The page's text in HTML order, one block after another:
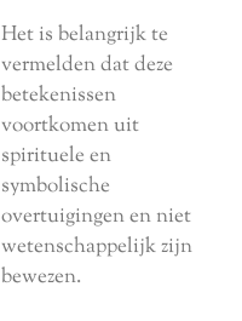
Het is belangrijk te
vermelden dat deze
betekenissen
voortkomen uit
spirituele en
symbolische
overtuigingen en niet
wetenschappelijk zijn
bewezen.